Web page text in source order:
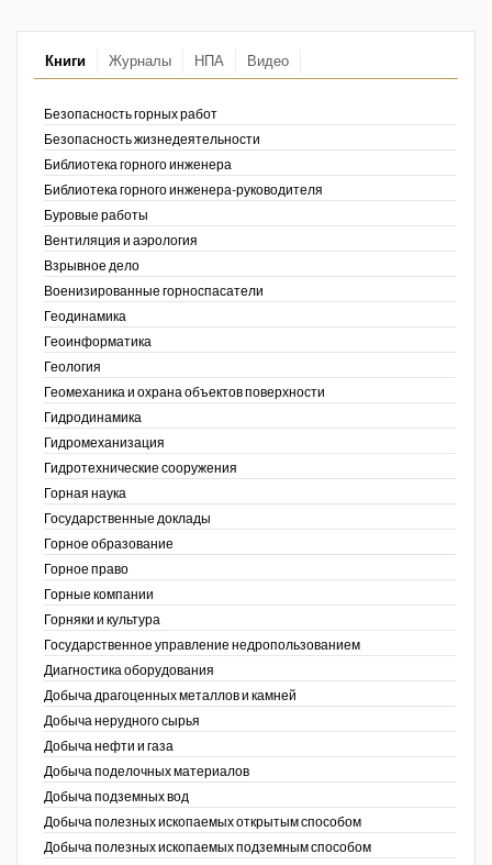
Книги Журналы НПА Видео
Безопасность горных работ
Безопасность жизнедеятельности
Библиотека горного инженера
Библиотека горного инженера-руководителя
Буровые работы
Вентиляция и аэрология
Взрывное дело
Военизированные горноспасатели
Геодинамика
Геоинформатика
Геология
Геомеханика и охрана объектов поверхности
Гидродинамика
Гидромеханизация
Гидротехнические сооружения
Горная наука
Государственные доклады
Горное образование
Горное право
Горные компании
Горняки и культура
Государственное управление недропользованием
Диагностика оборудования
Добыча драгоценных металлов и камней
Добыча нерудного сырья
Добыча нефти и газа
Добыча поделочных материалов
Добыча подземных вод
Добыча полезных ископаемых открытым способом
Добыча полезных ископаемых подземным способом
Нефтегазовая вертикаль
Разведка и охрана недр
Сибирский форум
Стандарт качества
Уголь Кузбасса
Химагрегаты
Coal People Magazine
PWC